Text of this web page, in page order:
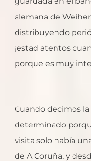
alemana de
distribuyendo
¡estad atentos
porque es muy
Cuando decimos
determinado
visita solo había
de A Coruña, y